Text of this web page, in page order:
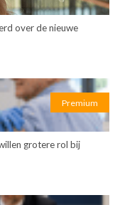
over de nieuwe
Premium
grotere rol bij